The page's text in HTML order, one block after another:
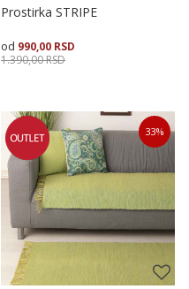
Prostirka STRIPE
990,00 RSD
1.390,00RSD
Veličina
70X120 70X200 70X160
Dodaj u korpu
33%